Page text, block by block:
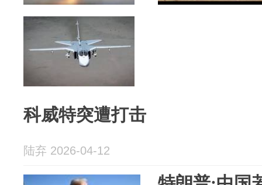
科威特突遭打击
陆弃 2026-04-12